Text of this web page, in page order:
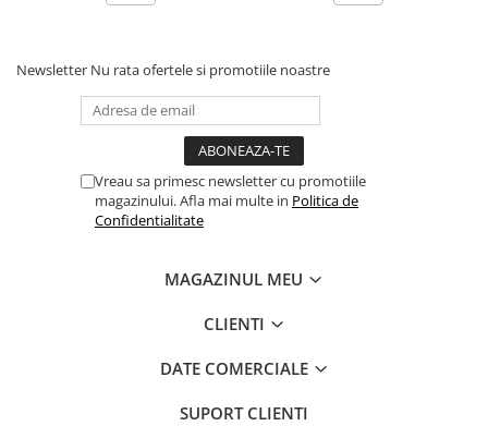
Newsletter Nu rata ofertele si promotiile noastre
Vreau sa primesc newsletter cu promotiile
magazinului. Afla mai multe in Politica de
Confidentialitate
MAGAZINUL MEU
CLIENTI
DATE COMERCIALE
SUPORT CLIENTI